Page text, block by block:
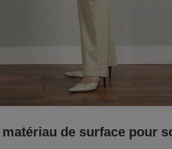
de surface pour